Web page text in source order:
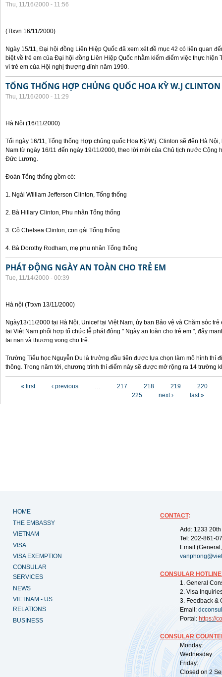
Thu, 11/16/2000 - 11:56
(Ttxvn 16/11/2000)
Ngày 15/11, Đại hội đồng Liên Hiệp Quốc đã xem xét đề mục 42 có liên quan
biệt về trẻ em của Đại hội đồng Liên Hiệp Quốc nhằm kiểm điểm việc thực
vì trẻ em của Hội nghị thượng đỉnh năm 1990.
TỔNG THỐNG HỢP CHỦNG QUỐC HOA KỲ W.J
Thu, 11/16/2000 - 11:29
Hà Nội (16/11/2000)
Tối ngày 16/11, Tổng thống Hợp chủng quốc Hoa Kỳ W.j. Clinton sẽ đến Hà
Nam từ ngày 16/11 đến ngày 19/11/2000, theo lời mời của Chủ tịch nước Cộng
Đức Lương.
Đoàn Tổng thống gồm có:
1. Ngài William Jefferson Clinton, Tổng thống
2. Bà Hillary Clinton, Phu nhân Tổng thống
3. Cô Chelsea Clinton, con gái Tổng thống
4. Bà Dorothy Rodham, mẹ phu nhân Tổng thống
PHÁT ĐỘNG NGÀY AN TOÀN CHO TRẺ EM
Tue, 11/14/2000 - 00:39
Hà nội (Ttxvn 13/11/2000)
Ngày13/11/2000 tại Hà Nội, Unicef tại Việt Nam, ủy ban Bảo vệ và Chăm sóc
tại Việt Nam phối hợp tổ chức lễ phát động " Ngày an toàn cho trẻ em ", đẩy
tai nạn và thương vong cho trẻ.
Trường Tiểu học Nguyễn Du là trường đầu tiên được lựa chọn làm mô hình thí
thông. Trong năm tới, chương trình thí điểm này sẽ được mở rộng ra 14 trường
« first ‹ previous … 217 218 219
220
225
next › last »
HOME
THE EMBASSY
VIETNAM
VISA
VISA EXEMPTION
CONSULAR
SERVICES
NEWS
VIETNAM - US
RELATIONS
BUSINESS
CONTACT:
Add: 1233
Tel: 202-861-
Email
CONSULAR
1. General
2. Visa
3. Feedback &
Email:
Portal: https://
CONSULAR
Monday:
Wednesday:
Friday:
Closed on 2